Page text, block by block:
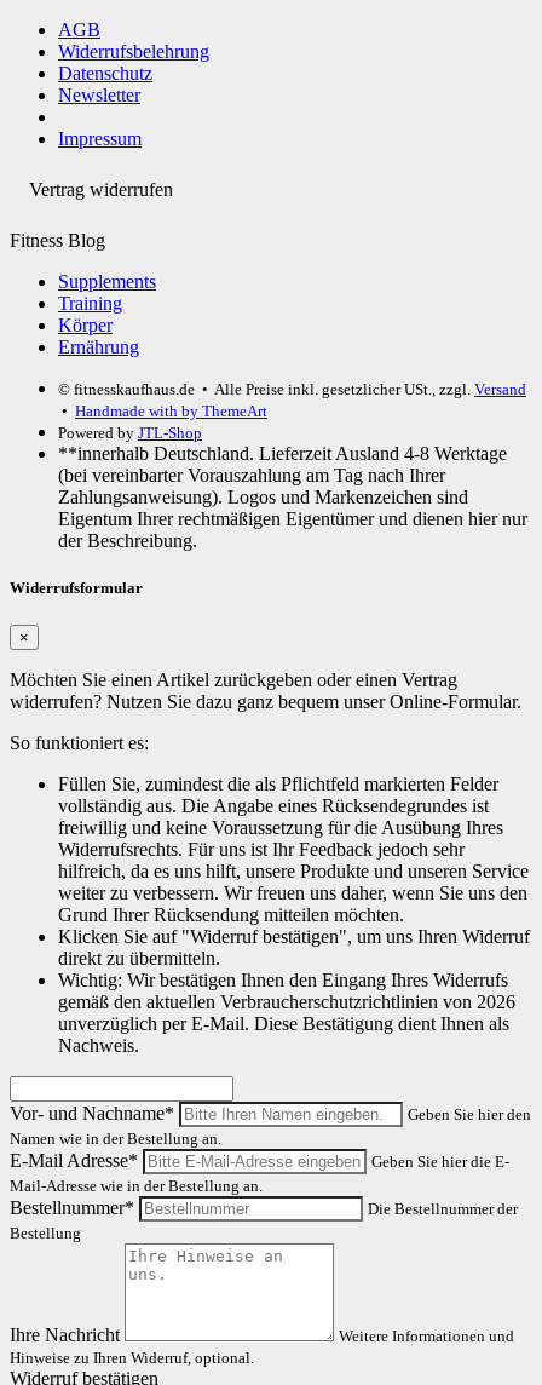
AGB
Widerrufsbelehrung
Datenschutz
Newsletter
Impressum
Vertrag widerrufen
Fitness Blog
Supplements
Training
Körper
Ernährung
© fitnesskaufhaus.de • Alle Preise inkl. gesetzlicher USt., zzgl. Versand
• Handmade with by ThemeArt
Powered by JTL-Shop
**innerhalb Deutschland. Lieferzeit Ausland 4-8 Werktage
(bei vereinbarter Vorauszahlung am Tag nach Ihrer
Zahlungsanweisung). Logos und Markenzeichen sind
Eigentum Ihrer rechtmäßigen Eigentümer und dienen hier nur
der Beschreibung.
Widerrufsformular
×
Möchten Sie einen Artikel zurückgeben oder einen Vertrag
widerrufen? Nutzen Sie dazu ganz bequem unser Online-Formular.
So funktioniert es:
Füllen Sie, zumindest die als Pflichtfeld markierten Felder
vollständig aus. Die Angabe eines Rücksendegrundes ist
freiwillig und keine Voraussetzung für die Ausübung Ihres
Widerrufsrechts. Für uns ist Ihr Feedback jedoch sehr
hilfreich, da es uns hilft, unsere Produkte und unseren Service
weiter zu verbessern. Wir freuen uns daher, wenn Sie uns den
Grund Ihrer Rücksendung mitteilen möchten.
Klicken Sie auf "Widerruf bestätigen", um uns Ihren Widerruf
direkt zu übermitteln.
Wichtig: Wir bestätigen Ihnen den Eingang Ihres Widerrufs
gemäß den aktuellen Verbraucherschutzrichtlinien von 2026
unverzüglich per E-Mail. Diese Bestätigung dient Ihnen als
Nachweis.
Vor- und Nachname*
Geben Sie hier den
Namen wie in der Bestellung an.
E-Mail Adresse*
Geben Sie hier die E-
Mail-Adresse wie in der Bestellung an.
Bestellnummer*
Die Bestellnummer der
Bestellung
Ihre Nachricht
Weitere Informationen und
Hinweise zu Ihren Widerruf, optional.
Widerruf bestätigen